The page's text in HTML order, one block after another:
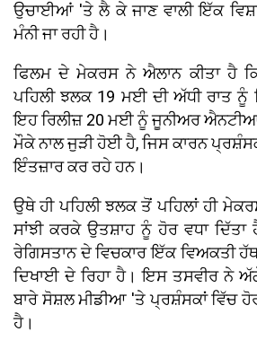
ਉਚਾਈਆਂ 'ਤੇ ਲੈ ਕੇ ਜਾਣ ਵਾਲੀ ਇੱਕ
ਮੰਨੀ ਜਾ ਰਹੀ ਹੈ।
ਫਿਲਮ ਦੇ ਮੇਕਰਸ ਨੇ ਐਲਾਨ ਕੀਤਾ ਹੈ
ਪਹਿਲੀ ਝਲਕ 19 ਮਈ ਦੀ ਅੱਧੀ ਰਾਤ ਨੂੰ
ਇਹ ਰਿਲੀਜ਼ 20 ਮਈ ਨੂੰ ਜੂਨੀਅਰ
ਮੌਕੇ ਨਾਲ ਜੁੜੀ ਹੋਈ ਹੈ, ਜਿਸ ਕਾਰਨ
ਇੰਤਜ਼ਾਰ ਕਰ ਰਹੇ ਹਨ।
ਉਥੇ ਹੀ ਪਹਿਲੀ ਝਲਕ ਤੋਂ ਪਹਿਲਾਂ ਹੀ
ਸਾਂਝੀ ਕਰਕੇ ਉਤਸ਼ਾਹ ਨੂੰ ਹੋਰ ਵਧਾ
ਰੇਗਿਸਤਾਨ ਦੇ ਵਿਚਕਾਰ ਇੱਕ ਵਿਅਕਤੀ
ਦਿਖਾਈ ਦੇ ਰਿਹਾ ਹੈ। ਇਸ ਤਸਵੀਰ ਨੇ
ਬਾਰੇ ਸੋਸ਼ਲ ਮੀਡੀਆ 'ਤੇ ਪ੍ਰਸ਼ੰਸਕਾਂ ਵਿੱਚ
ਹੈ।